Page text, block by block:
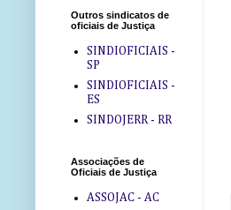
Outros sindicatos de
oficiais de Justiça
SINDIOFICIAIS -
SP
SINDIOFICIAIS -
ES
SINDOJERR - RR
Associações de
Oficiais de Justiça
ASSOJAC - AC